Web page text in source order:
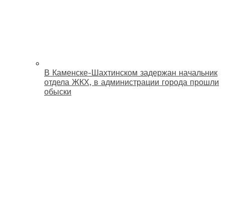
В Каменске-Шахтинском задержан начальник
отдела ЖКХ, в администрации города прошли
обыски